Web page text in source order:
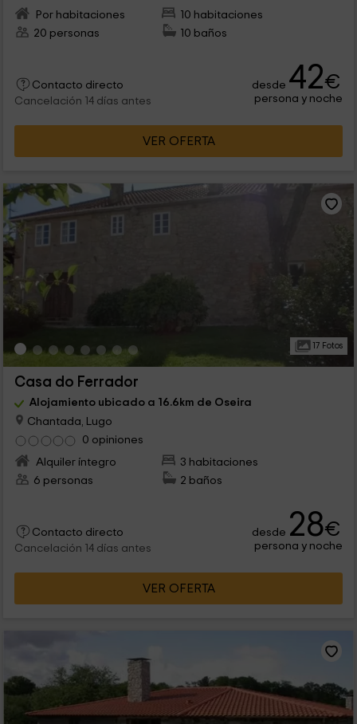
Por habitaciones
10 habitaciones
20 personas
10 baños
Contacto directo
Cancelación 14 días antes
desde 42€
persona y noche
VER OFERTA
17 Fotos
Casa do Ferrador
Alojamiento ubicado a 16.6km de Oseira
Chantada, Lugo
0 opiniones
Alquiler íntegro
3 habitaciones
6 personas
2 baños
Contacto directo
Cancelación 14 días antes
desde 28€
persona y noche
VER OFERTA